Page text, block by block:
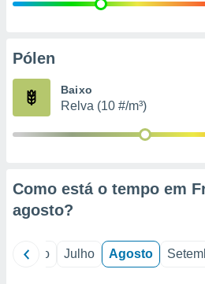
e
de
Pólen
Baixo
Relva (10 #/m³)
Como está o tempo em
agosto?
Junho Julho Agosto